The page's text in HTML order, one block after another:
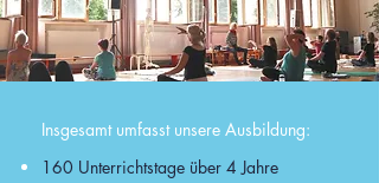
Insgesamt umfasst unsere Ausbildung:
160 Unterrichtstage über 4 Jahre